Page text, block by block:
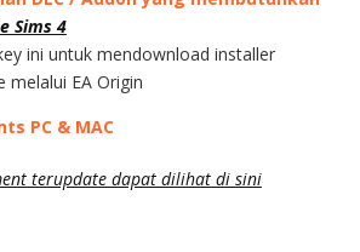
Sims 4
ini untuk mendownload installer
EA Origin
PC & MAC
terupdate dapat dilihat di sini